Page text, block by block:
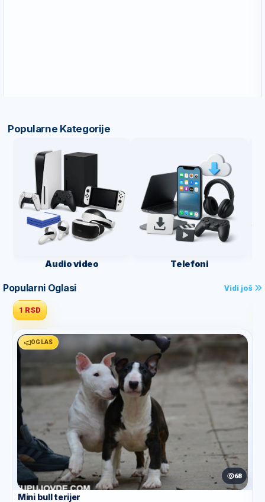
Popularne Kategorije
Audio video Telefoni
Popularni Oglasi Vidi još
1 RSD
OGLAS
68
Mini bull terijer